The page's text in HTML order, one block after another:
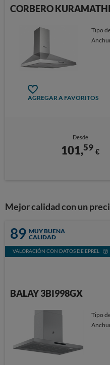
CORBERO
Tipo
AGREGAR A FAVORITOS
Desde
101,59 €
Mejor calidad con un
89 MUY BUENA
CALIDAD
VALORACIÓN CON DATOS DE EPREL
BALAY 3BI998GX
Tipo